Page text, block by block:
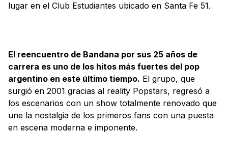
lugar en el Club Estudiantes ubicado en Santa Fe 51.
El reencuentro de Bandana por sus 25 años de
carrera es uno de los hitos más fuertes del pop
argentino en este último tiempo. El grupo, que
surgió en 2001 gracias al reality Popstars, regresó a
los escenarios con un show totalmente renovado que
une la nostalgia de los primeros fans con una puesta
en escena moderna e imponente.